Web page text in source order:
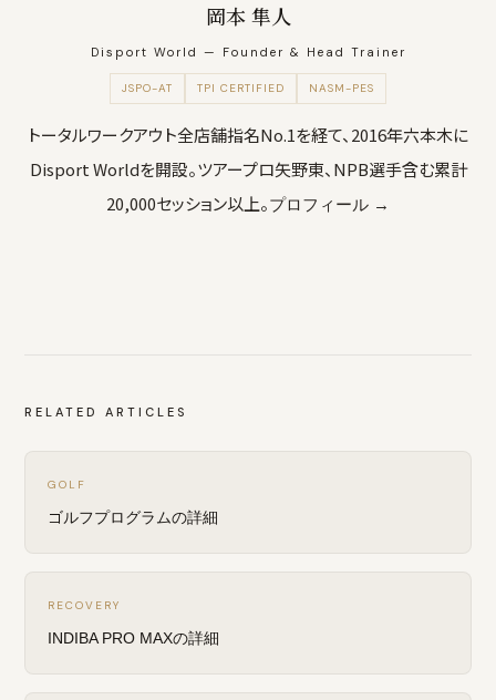
岡本 隼人
Disport World — Founder & Head Trainer
JSPO-AT TPI CERTIFIED NASM-PES
トータルワークアウト全店舗指名No.1を経て、2016年六本木に
Disport Worldを開設。ツアープロ矢野東、NPB選手含む累計
20,000セッション以上。プロフィール →
RELATED ARTICLES
GOLF
ゴルフプログラムの詳細
RECOVERY
INDIBA PRO MAXの詳細